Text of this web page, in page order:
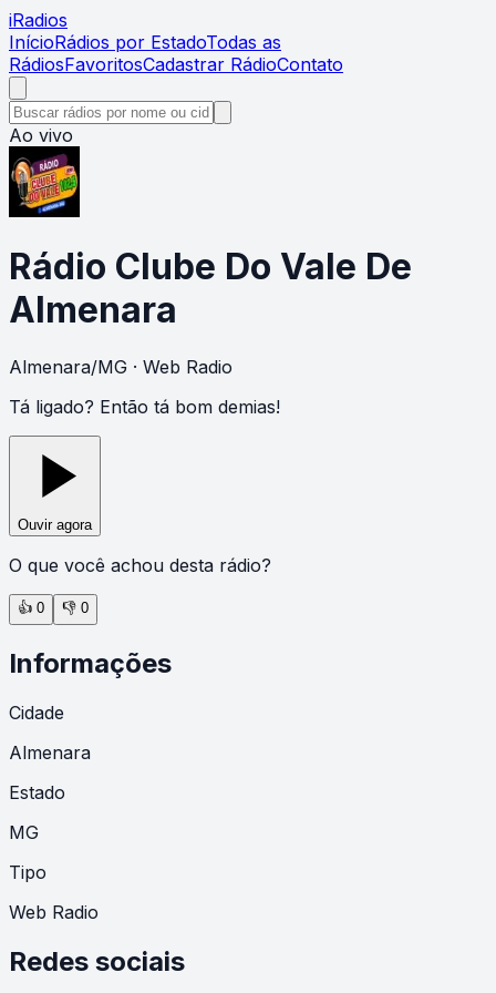
iRadios
InícioRádios por EstadoTodas as
RádiosFavoritosCadastrar RádioContato
Ao vivo
Rádio Clube Do Vale De
Almenara
Almenara/MG · Web Radio
Tá ligado? Então tá bom demias!
Ouvir agora
O que você achou desta rádio?
👍 0 👎 0
Informações
Cidade
Almenara
Estado
MG
Tipo
Web Radio
Redes sociais